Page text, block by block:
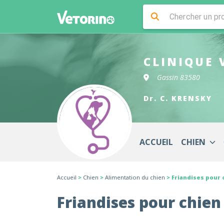
CLINIQUE
Gassin 83580
Dr. C. KRENSKY
ACCUEIL CHIEN
Accueil > Chien > Alimentation du chien > Friandises pour
Friandises pour chien